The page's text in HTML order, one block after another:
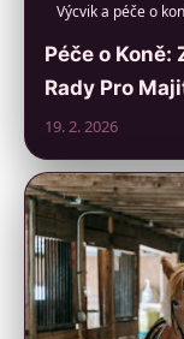
Výcvik a péče o
Péče o
Rady Pro
19. 2. 2026